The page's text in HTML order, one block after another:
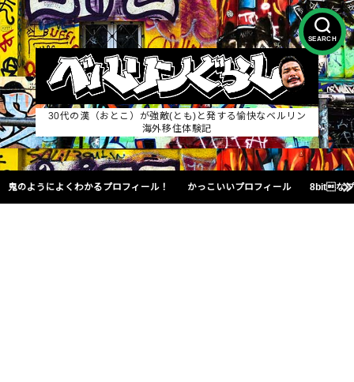
SEARCH
30代の漢（おとこ）が強敵(とも)と発する愉快なベルリン
海外移住体験記
鬼のようによくわかるプロフィール！ かっこいいプロフィール 8bitな